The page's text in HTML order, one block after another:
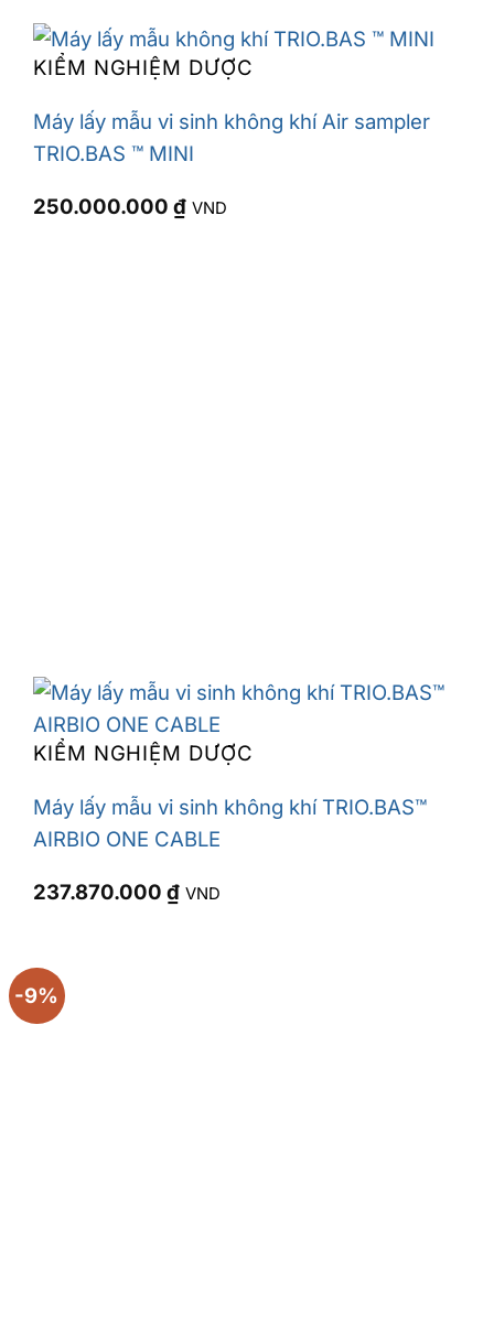
KIỂM NGHIỆM DƯỢC
Máy lấy mẫu vi sinh không khí Air sampler
TRIO.BAS ™ MINI
250.000.000 ₫ VND
KIỂM NGHIỆM DƯỢC
Máy lấy mẫu vi sinh không khí TRIO.BAS™
AIRBIO ONE CABLE
237.870.000 ₫ VND
-9%